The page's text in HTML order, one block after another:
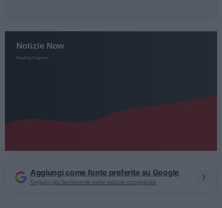
Aggiungi come fonte preferita su Google
Seguici più facilmente nelle notizie consigliate